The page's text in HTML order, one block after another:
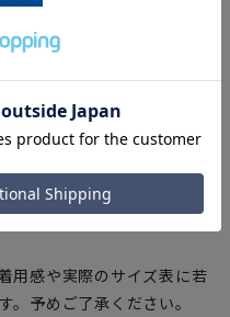
当社比)
やサイズ等の仕様に変更が
了承ください。
サイズ表を確認の上、ご購
用感や実際のサイズ表に若
予めご了承ください。